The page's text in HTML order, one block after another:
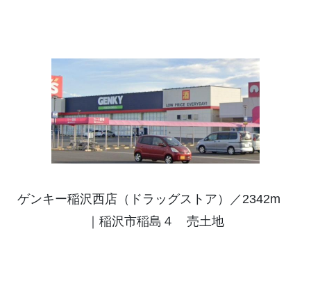
ゲンキー稲沢西店（ドラッグストア）／2342m
｜稲沢市稲島４ 売土地